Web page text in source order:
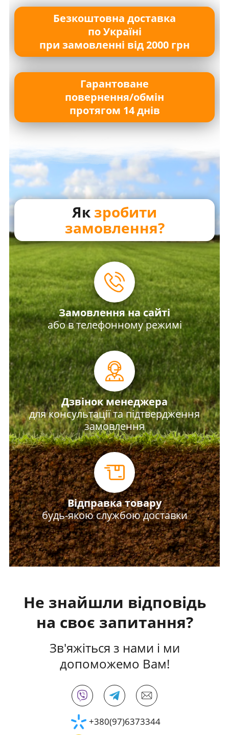
Безкоштовна доставка
по Україні
при замовленні від 2000 грн
Гарантоване
повернення/обмін
протягом 14 днів
Як зробити
замовлення?
Замовлення на сайті
або в телефонному режимі
Дзвінок менеджера
для консультації та підтвердження
замовлення
Відправка товару
будь-якою службою доставки
Не знайшли відповідь
на своє запитання?
Зв'яжіться з нами і ми
допоможемо Вам!
+380(97)6373344